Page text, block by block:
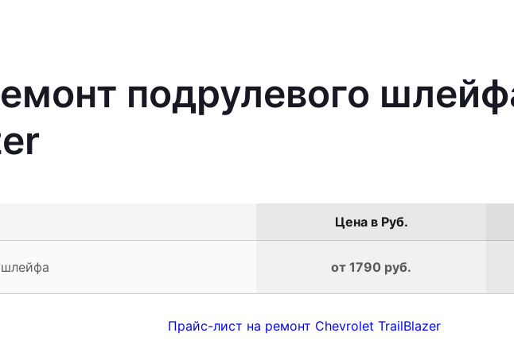
подрулевого
Цена в Руб.
от 1790 руб.
Прайс-лист на ремонт Chevrolet TrailBlazer